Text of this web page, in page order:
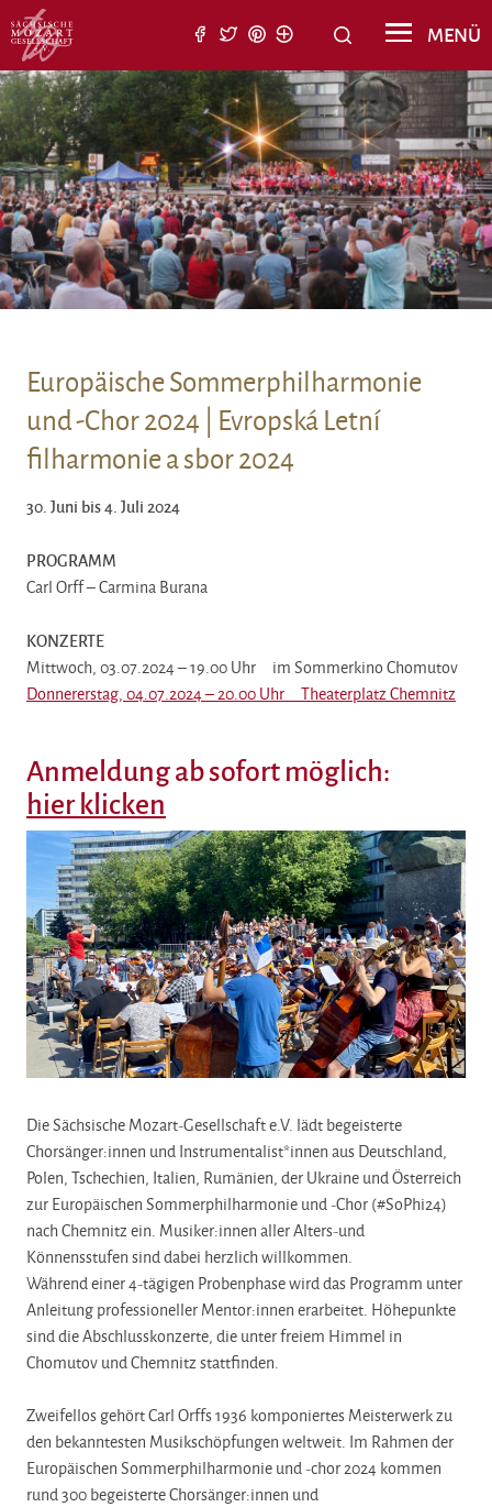
Suchen
MENÜ
Europäische Sommerphilharmonie
und -Chor 2024 | Evropská Letní
filharmonie a sbor 2024
30. Juni bis 4. Juli 2024
PROGRAMM
Carl Orff – Carmina Burana
KONZERTE
Mittwoch, 03.07.2024 – 19.00 Uhr im Sommerkino Chomutov
Donnererstag, 04.07.2024 – 20.00 Uhr Theaterplatz Chemnitz
Anmeldung ab sofort möglich:
hier klicken
Die Sächsische Mozart-Gesellschaft e.V. lädt begeisterte
Chorsänger:innen und Instrumentalist*innen aus Deutschland,
Polen, Tschechien, Italien, Rumänien, der Ukraine und Österreich
zur Europäischen Sommerphilharmonie und -Chor (#SoPhi24)
nach Chemnitz ein. Musiker:innen aller Alters-und
Könnensstufen sind dabei herzlich willkommen.
Während einer 4-tägigen Probenphase wird das Programm unter
Anleitung professioneller Mentor:innen erarbeitet. Höhepunkte
sind die Abschlusskonzerte, die unter freiem Himmel in
Chomutov und Chemnitz stattfinden.
Zweifellos gehört Carl Orffs 1936 komponiertes Meisterwerk zu
den bekanntesten Musikschöpfungen weltweit. Im Rahmen der
Europäischen Sommerphilharmonie und -chor 2024 kommen
rund 300 begeisterte Chorsänger:innen und